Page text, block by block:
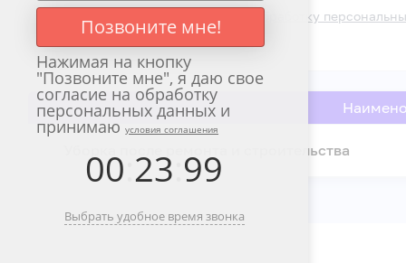
обработку
Уборка после ремонта и строительства
Позвоните мне!
Нажимая на кнопку
"Позвоните мне", я даю свое
согласие на обработку
персональных данных и
принимаю условия соглашения
00 23 99
Выбрать удобное время звонка